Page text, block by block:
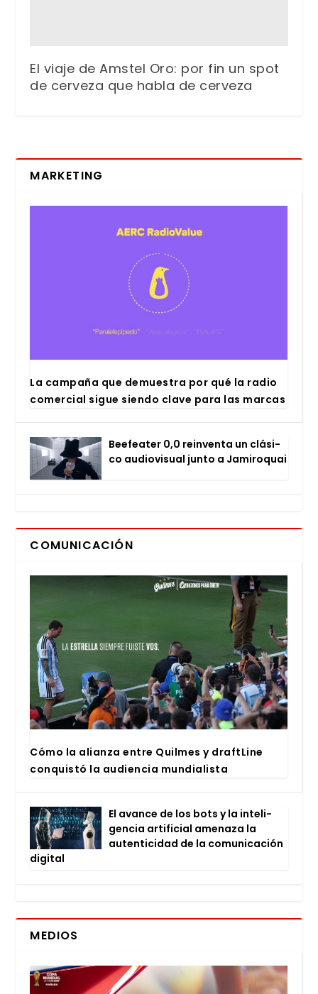
El viaje de Amstel Oro: por fin un spot
de cerveza que habla de cerveza
MARKETING
La cam­pa­ña que demues­tra por qué la radio
comer­cial sigue sien­do cla­ve para las mar­cas
Bee­fea­ter 0,0 rein­ven­ta un clá­si­
co audio­vi­sual jun­to a Jami­ro­quai
COMUNICACIÓN
Cómo la alian­za entre Quil­mes y draftLi­ne
con­quis­tó la audien­cia mun­dia­lis­ta
El avan­ce de los bots y la inte­li­
gen­cia arti­fi­cial ame­na­za la
auten­ti­ci­dad de la comu­ni­ca­ción
digi­tal
MEDIOS